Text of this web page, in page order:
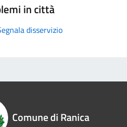
in città
disservizio
Comune di Ranica